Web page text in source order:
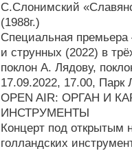
С.Слонимский
(1988г.)
Специальная
и струнных (2022) в
поклон А. Лядову,
17.09.2022, 17.00,
OPEN AIR: ОРГАН И
ИНСТРУМЕНТЫ
Концерт под
голландских